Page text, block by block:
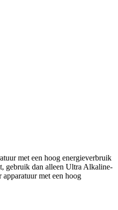
met een hoog energieverbruik
gebruik dan alleen Ultra Alkaline-
met een hoog